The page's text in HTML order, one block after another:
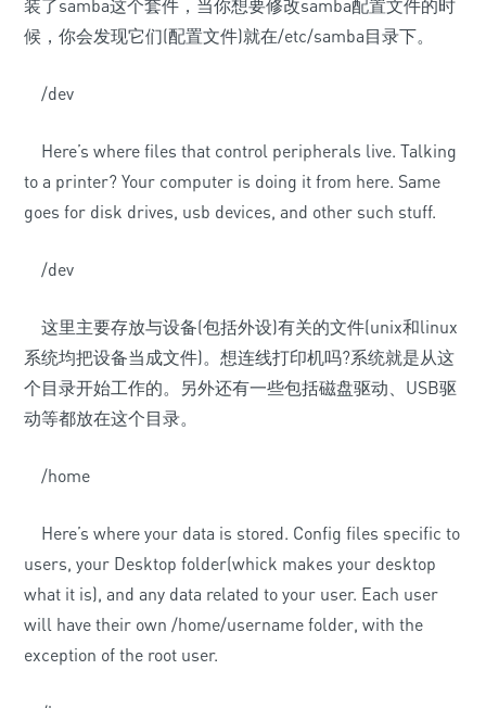
装了samba这个套件，当你想要修改samba配置文件的时
候，你会发现它们(配置文件)就在/etc/samba目录下。
/dev
Here’s where files that control peripherals live. Talking
to a printer? Your computer is doing it from here. Same
goes for disk drives, usb devices, and other such stuff.
/dev
这里主要存放与设备(包括外设)有关的文件(unix和linux
系统均把设备当成文件)。想连线打印机吗?系统就是从这
个目录开始工作的。另外还有一些包括磁盘驱动、USB驱
动等都放在这个目录。
/home
Here’s where your data is stored. Config files specific to
users, your Desktop folder(whick makes your desktop
what it is), and any data related to your user. Each user
will have their own /home/username folder, with the
exception of the root user.